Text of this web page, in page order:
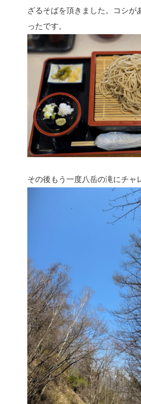
ざるそばを頂きました。コシが
ったです。
その後もう一度八岳の滝にチャ